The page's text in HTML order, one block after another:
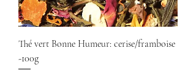
Thé vert Bonne Humeur: cerise/framboise
-100g